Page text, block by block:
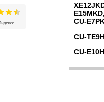
CU-
CU-
CU-